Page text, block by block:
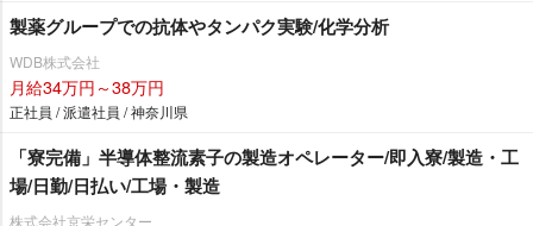
製薬グループでの抗体やタンパク実験/化学分析
WDB株式会社
月給34万円～38万円
正社員 / 派遣社員 / 神奈川県
「寮完備」半導体整流素子の製造オペレーター/即入寮/製造・工
場/日勤/日払い/工場・製造
株式会社京栄センター